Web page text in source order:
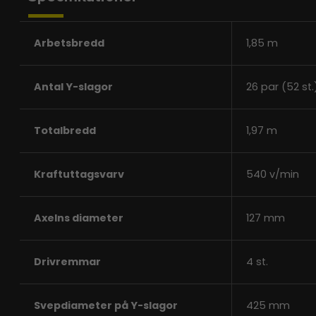
Arbetsbredd 1,85 m
Antal Y-slagor 26 par (52
Totalbredd 1,97 m
Kraftuttagsvarv 540 v/min
Axelns diameter 127 mm
Drivremmar 4 st.
Svepdiameter på Y-slagor 425 mm